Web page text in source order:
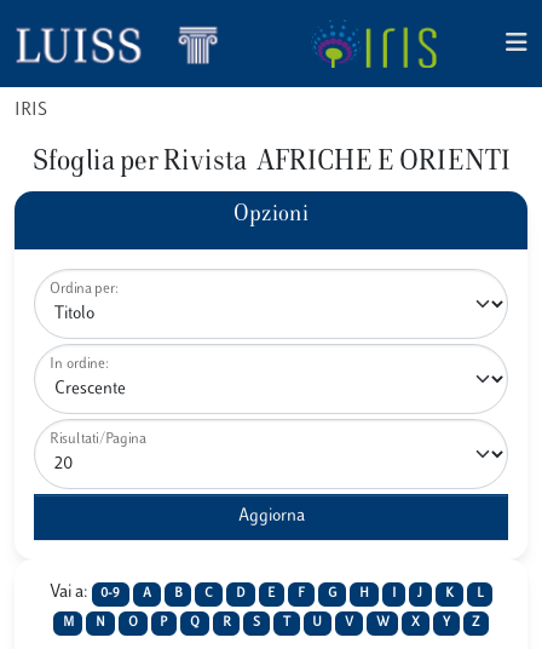
IRIS
Sfoglia per Rivista AFRICHE E ORIENTI
Opzioni
Ordina per:
In ordine:
Risultati/Pagina
Vai a: 0-9 A B C D E F G H J K L
M N O P Q R S U V W X Y Z